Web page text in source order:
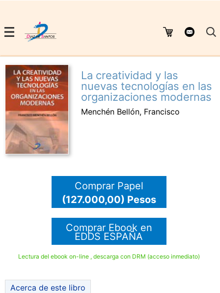
La creatividad y las
nuevas tecnologías en las
organizaciones modernas
Menchén Bellón, Francisco
Comprar Papel
(127.000,00) Pesos
Comprar Ebook en
EDDS ESPAÑA
Lectura del ebook on-line , descarga con DRM (acceso inmediato)
Acerca de este libro